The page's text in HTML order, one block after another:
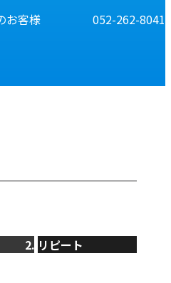
お客様 052-262-8041
リピート